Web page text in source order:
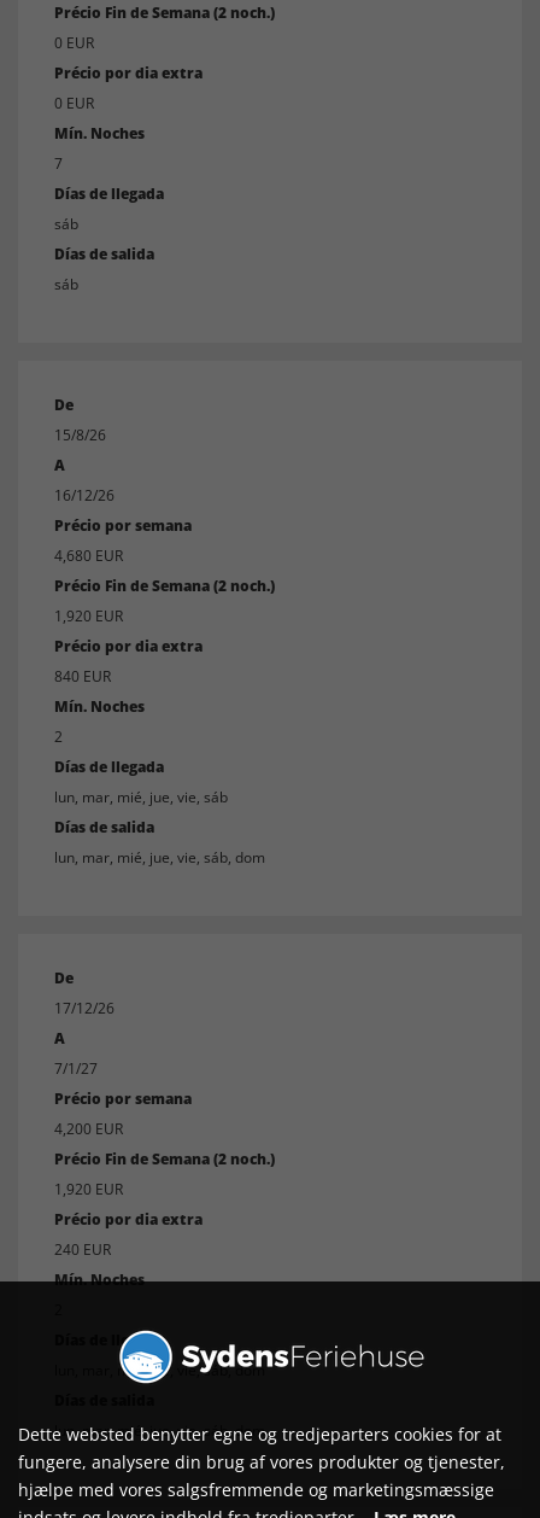
Précio Fin de Semana (2 noch.)
0 EUR
Précio por dia extra
0 EUR
Mín. Noches
7
Días de llegada
sáb
Días de salida
sáb
De
15/8/26
A
16/12/26
Précio por semana
4,680 EUR
Précio Fin de Semana (2 noch.)
1,920 EUR
Précio por dia extra
840 EUR
Mín. Noches
2
Días de llegada
lun, mar, mié, jue, vie, sáb
Días de salida
lun, mar, mié, jue, vie, sáb, dom
De
17/12/26
A
7/1/27
Précio por semana
4,200 EUR
Précio Fin de Semana (2 noch.)
1,920 EUR
Précio por dia extra
240 EUR
Mín. Noches
Días de llegada
lun, mar, mié, jue, vie, sáb, dom
lun, mar, mié, jue, vie, sáb, dom
Dette websted benytter egne og tredjeparters cookies for at
fungere, analysere din brug af vores produkter og tjenester,
hjælpe med vores salgsfremmende og marketingsmæssige